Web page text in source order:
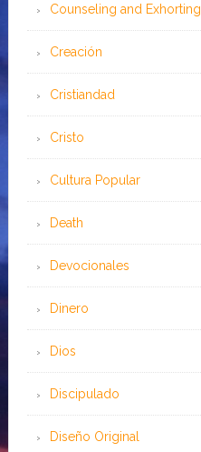
Counseling and Exhorting
Creación
Cristiandad
Cristo
Cultura Popular
Death
Devocionales
Dinero
Dios
Discipulado
Diseño Original